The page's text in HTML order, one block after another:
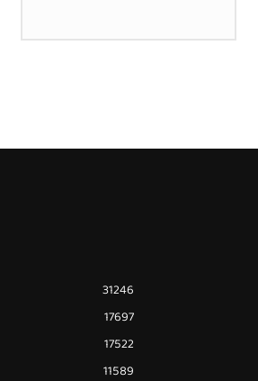
31246
17697
17522
11589